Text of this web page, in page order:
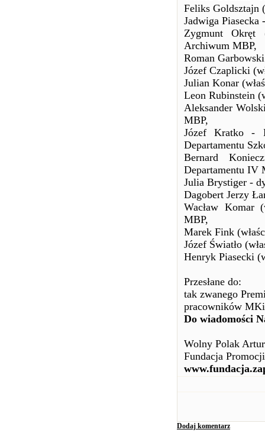
Feliks Goldsztajn
Jadwiga
Zygmunt Okręt
Archiwum MBP,
Roman
Józef Czaplicki
Julian Konar
Leon Rubinstein
Aleksander
MBP,
Józef Kratko -
Departamentu
Bernard
Departamentu IV
Julia Brystiger -
Dagobert Jerzy
Wacław Komar
MBP,
Marek Fink
Józef Światło
Henryk Piasecki
Przesłane do:
tak zwanego
pracowników
Do wiadomości
Wolny Polak
Fundacja
Dodaj komentarz